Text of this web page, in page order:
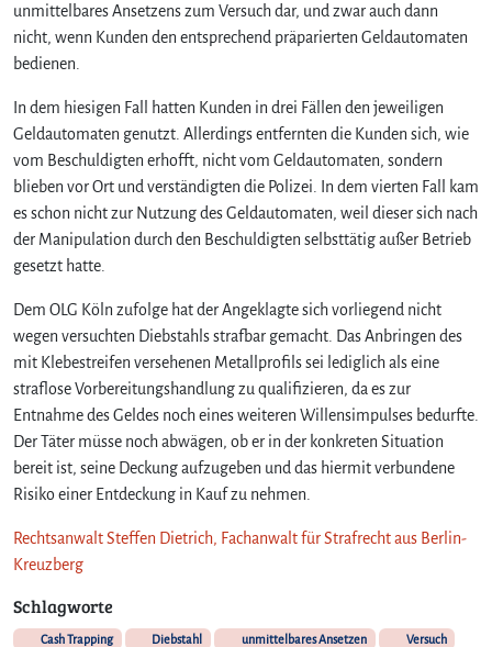
unmittelbares Ansetzens zum Versuch dar, und zwar auch dann
nicht, wenn Kunden den entsprechend präparierten Geldautomaten
bedienen.
In dem hiesigen Fall hatten Kunden in drei Fällen den jeweiligen
Geldautomaten genutzt. Allerdings entfernten die Kunden sich, wie
vom Beschuldigten erhofft, nicht vom Geldautomaten, sondern
blieben vor Ort und verständigten die Polizei. In dem vierten Fall kam
es schon nicht zur Nutzung des Geldautomaten, weil dieser sich nach
der Manipulation durch den Beschuldigten selbsttätig außer Betrieb
gesetzt hatte.
Dem OLG Köln zufolge hat der Angeklagte sich vorliegend nicht
wegen versuchten Diebstahls strafbar gemacht. Das Anbringen des
mit Klebestreifen versehenen Metallprofils sei lediglich als eine
straflose Vorbereitungshandlung zu qualifizieren, da es zur
Entnahme des Geldes noch eines weiteren Willensimpulses bedurfte.
Der Täter müsse noch abwägen, ob er in der konkreten Situation
bereit ist, seine Deckung aufzugeben und das hiermit verbundene
Risiko einer Entdeckung in Kauf zu nehmen.
Rechtsanwalt Steffen Dietrich, Fachanwalt für Strafrecht aus Berlin-
Kreuzberg
Schlagworte
Cash Trapping Diebstahl unmittelbares Ansetzen Versuch